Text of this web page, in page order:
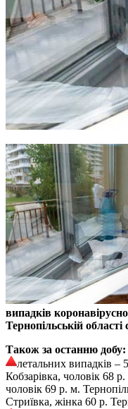
випадків
Тернопільській
Також за останню добу:
летальних випадків –
Кобзарівка, чоловік 68
чоловік 69 р. м.
Стриївка, жінка 60 р.